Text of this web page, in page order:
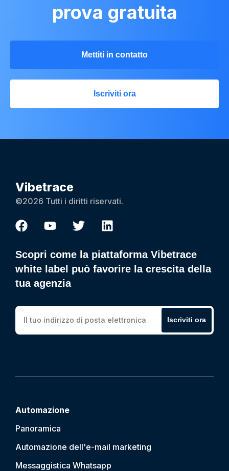
prova gratuita
Mettiti in contatto
Iscriviti ora
Vibetrace
©2026 Tutti i diritti riservati.
Scopri come la piattaforma Vibetrace
white label può favorire la crescita della
tua agenzia
Iscriviti ora
Automazione
Panoramica
Automazione dell'e-mail marketing
Messaggistica Whatsapp